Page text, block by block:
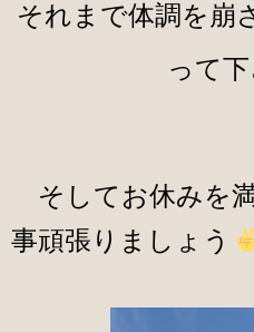
それまで体調を崩
って下
そしてお休みを
事頑張りましょう